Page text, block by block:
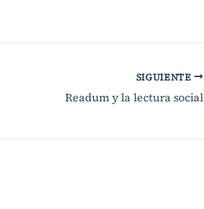
SIGUIENTE
Readum y la lectura social